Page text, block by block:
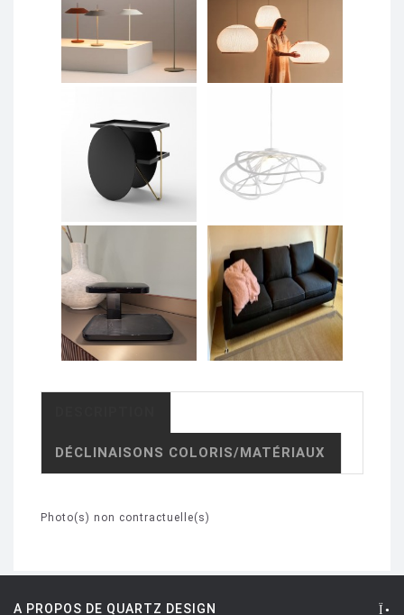
DÉCLINAISONS COLORIS/MATÉRIAUX
Photo(s) non contractuelle(s)
A PROPOS DE QUARTZ DESIGN